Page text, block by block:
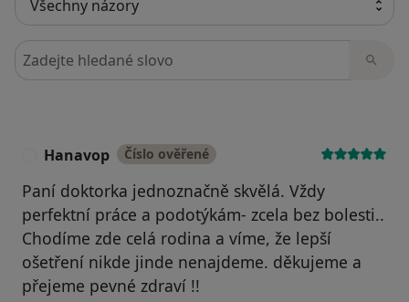
Hledejte v názorech
Hanavop Číslo ověřené
Paní doktorka jednoznačně skvělá. Vždy
perfektní práce a podotýkám- zcela bez bolesti..
Chodíme zde celá rodina a víme, že lepší
ošetření nikde jinde nenajdeme. děkujeme a
přejeme pevné zdraví !!